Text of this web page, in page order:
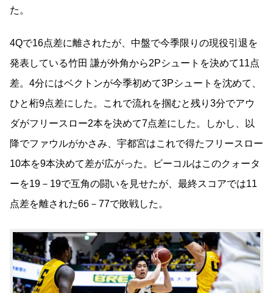
た。
4Qで16点差に離されたが、中盤で今季限りの現役引退を
発表している竹田 謙が外角から2Pシュートを決めて11点
差。4分にはベクトンが今季初めて3Pシュートを沈めて、
ひと桁9点差にした。これで流れを掴むと残り3分でアウ
ダがフリースロー2本を決めて7点差にした。しかし、以
降でファウルがかさみ、宇都宮はこれで得たフリースロー
10本を9本決めて差が広がった。
ビーコルはこのクォータ
ーを19－19で互角の闘いを見せたが、最終スコアでは11
点差を離された66－77で敗戦した。